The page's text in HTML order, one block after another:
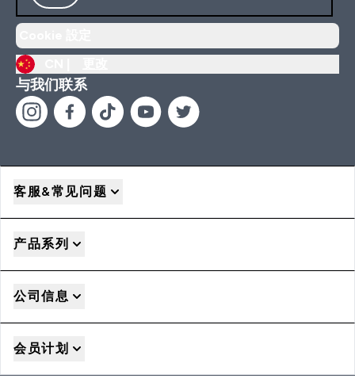
与我们联系
客服&常见问题
产品系列
公司信息
会员计划